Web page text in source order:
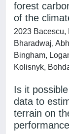
forest
of the
2023 Bacescu,
Bharadwaj,
Bingham,
Kolisnyk,
Is it
data to
terrain on